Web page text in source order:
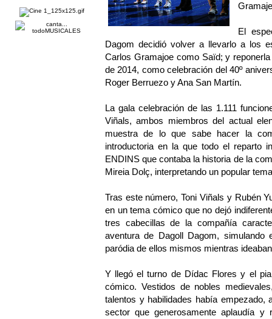
El
Dagom decidió volver a llevarlo a los
Carlos Gramajoe como Saïd; y
de 2014, como celebración del 40º
Roger Berruezo y Ana San Martín.
La gala celebración de las 1.111
Viñals, ambos miembros del actual
muestra de lo que sabe hacer la
introductoria en la que todo el reparto
ENDINS que contaba la historia de la
Mireia Dolç, interpretando un popular tema
Tras este número, Toni Viñals y Rubén
en un tema cómico que no dejó
tres cabecillas de la compañía
aventura de Dagoll Dagom, simulando
paródia de ellos mismos mientras
Y llegó el turno de Dídac Flores y el
cómico. Vestidos de nobles
talentos y habilidades había
sector que generosamente aplaudía